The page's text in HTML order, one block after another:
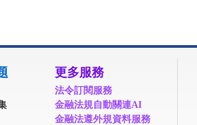
更多服務
法令訂閱服務
金融法規自動關連AI
金融法遵外規資料服務